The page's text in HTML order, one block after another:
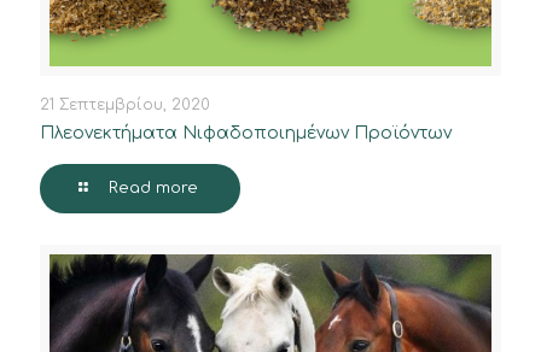
21 Σεπτεμβρίου, 2020
Πλεονεκτήματα Νιφαδοποιημένων Προϊόντων
Read more